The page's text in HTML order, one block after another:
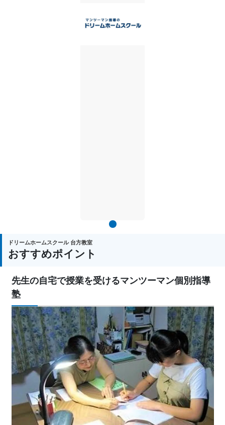
ドリームホームスクール 台方教室
おすすめポイント
先生の自宅で授業を受けるマンツーマン個別指導
塾